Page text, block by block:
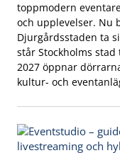
toppmodern
och upplevelser. Nu
Djurgårdsstaden ta
står Stockholms
2027 öppnar
kultur- och